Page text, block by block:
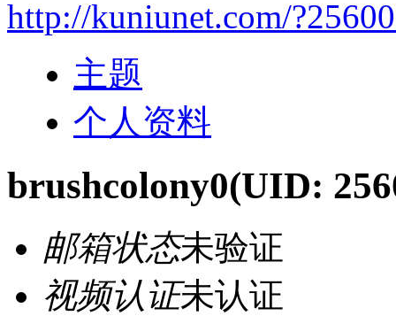
http://kuniunet.com/
主题
个人资料
brushcolony0(UID:
邮箱状态未验证
视频认证未认证